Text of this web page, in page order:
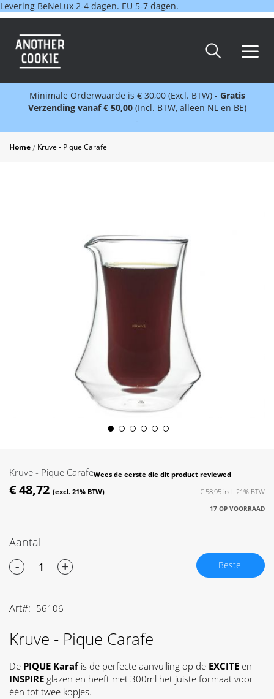
Levering BeNeLux 2-4 dagen. EU 5-7 dagen.
Minimale Orderwaarde is € 30,00 (Excl. BTW) - Gratis
Verzending vanaf € 50,00 (Incl. BTW, alleen NL en BE)
-
Home Kruve - Pique Carafe
Kruve - Pique CarafeWees de eerste die dit product reviewed
€ 48,72 € 58,95
17 OP VOORRAAD
Aantal
- + Bestel
Art 56106
Kruve - Pique Carafe
De PIQUE Karafis de perfecte aanvulling op de EXCITE en
INSPIRE glazen en heeft met 300ml het juiste formaat voor
één tot twee kopjes.
the
beginning
of
images